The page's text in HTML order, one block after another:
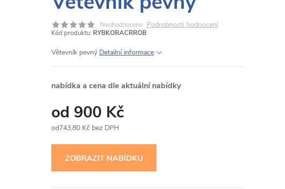
Neohodnoceno Podrobnosti hodnocení
Kód produktu: RYBKORACRROB
Větevník pevný Detailní informace
nabídka a cena dle aktuální nabídky
900 Kč
743,80 Kč bez DPH